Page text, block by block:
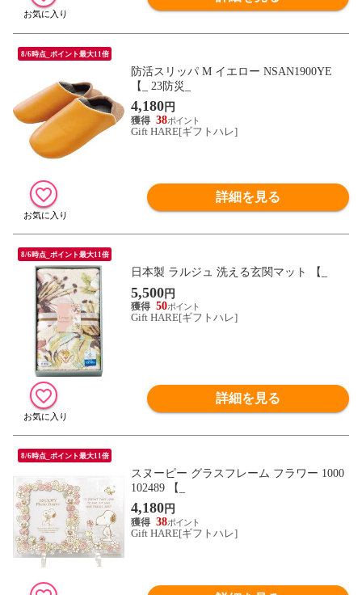
8/6時点_ポイント最大11倍
防活スリッパ M イエロー NSAN1900YE
【_ 23防災_
4,180円
38
Gift HARE[ギフトハレ]
詳細を見る
8/6時点_ポイント最大11倍
日本製 ラルジュ 洗える玄関マット 【_
5,500円
50
Gift HARE[ギフトハレ]
詳細を見る
8/6時点_ポイント最大11倍
スヌーピー グラスフレーム フラワー 1000
102489 【_
4,180円
38
Gift HARE[ギフトハレ]